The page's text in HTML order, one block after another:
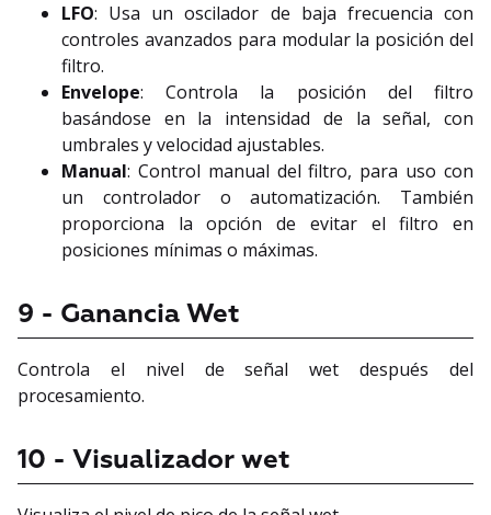
LFO: Usa un oscilador de baja frecuencia con
controles avanzados para modular la posición del
filtro.
Envelope: Controla la posición del filtro
basándose en la intensidad de la señal, con
umbrales y velocidad ajustables.
Manual: Control manual del filtro, para uso con
un controlador o automatización. También
proporciona la opción de evitar el filtro en
posiciones mínimas o máximas.
9 - Ganancia Wet
Controla el nivel de señal wet después del
procesamiento.
10 - Visualizador wet